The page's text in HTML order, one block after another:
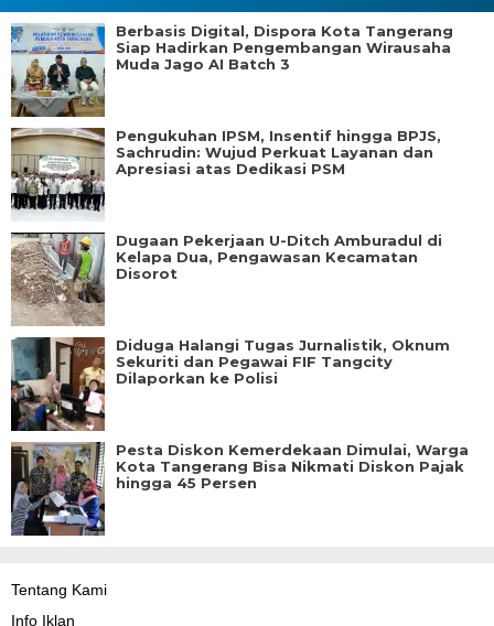
Berbasis Digital, Dispora Kota Tangerang
Siap Hadirkan Pengembangan Wirausaha
Muda Jago AI Batch 3
Pengukuhan IPSM, Insentif hingga BPJS,
Sachrudin: Wujud Perkuat Layanan dan
Apresiasi atas Dedikasi PSM
Dugaan Pekerjaan U-Ditch Amburadul di
Kelapa Dua, Pengawasan Kecamatan
Disorot
Diduga Halangi Tugas Jurnalistik, Oknum
Sekuriti dan Pegawai FIF Tangcity
Dilaporkan ke Polisi
Pesta Diskon Kemerdekaan Dimulai, Warga
Kota Tangerang Bisa Nikmati Diskon Pajak
hingga 45 Persen
Tentang Kami
Info Iklan